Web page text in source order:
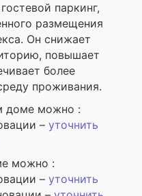
паркинг,
размещения
Он снижает
повышает
более
проживания.
доме можно :
– уточнить
можно :
– уточнить